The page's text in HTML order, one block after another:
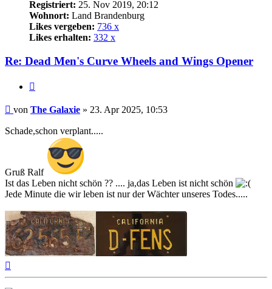
Registriert: 25. Nov 2019, 20:12
Wohnort: Land Brandenburg
Likes vergeben: 736 x
Likes erhalten: 332 x
Re: Dead Men's Curve Wheels and Wings Opener
Beitrag
von The Galaxie » 23. Apr 2025, 10:53
Schade,schon verplant.....
Gruß Ralf
Ist das Leben nicht schön ?? .... ja,das Leben ist nicht schön
Jede Minute die wir leben ist nur der Wächter unseres Todes.....